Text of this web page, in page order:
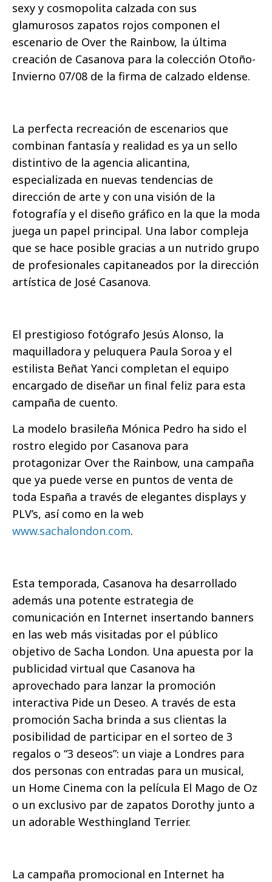
sexy y cosmopolita calzada con sus
glamurosos zapatos rojos componen el
escenario de Over the Rainbow, la última
creación de Casanova para la colección Otoño-
Invierno 07/08 de la firma de calzado eldense.
La perfecta recreación de escenarios que
combinan fantasía y realidad es ya un sello
distintivo de la agencia alicantina,
especializada en nuevas tendencias de
dirección de arte y con una visión de la
fotografía y el diseño gráfico en la que la moda
juega un papel principal. Una labor compleja
que se hace posible gracias a un nutrido grupo
de profesionales capitaneados por la dirección
artística de José Casanova.
El prestigioso fotógrafo Jesús Alonso, la
maquilladora y peluquera Paula Soroa y el
estilista Beñat Yanci completan el equipo
encargado de diseñar un final feliz para esta
campaña de cuento.
La modelo brasileña Mónica Pedro ha sido el
rostro elegido por Casanova para
protagonizar Over the Rainbow, una campaña
que ya puede verse en puntos de venta de
toda España a través de elegantes displays y
PLV’s, así como en la web
www.sachalondon.com.
Esta temporada, Casanova ha desarrollado
además una potente estrategia de
comunicación en Internet insertando banners
en las web más visitadas por el público
objetivo de Sacha London. Una apuesta por la
publicidad virtual que Casanova ha
aprovechado para lanzar la promoción
interactiva Pide un Deseo. A través de esta
promoción Sacha brinda a sus clientas la
posibilidad de participar en el sorteo de 3
regalos o “3 deseos”: un viaje a Londres para
dos personas con entradas para un musical,
un Home Cinema con la película El Mago de Oz
o un exclusivo par de zapatos Dorothy junto a
un adorable Westhingland Terrier.
La campaña promocional en Internet ha